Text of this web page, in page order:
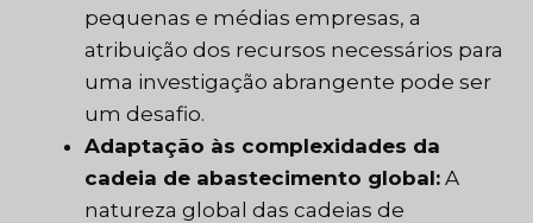
pequenas e médias empresas, a
atribuição dos recursos necessários para
uma investigação abrangente pode ser
um desafio.
Adaptação às complexidades da
cadeia de abastecimento global: A
natureza global das cadeias de